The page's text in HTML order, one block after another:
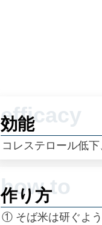
効能
コレステロール低
作り方
① そば米は研ぐよ